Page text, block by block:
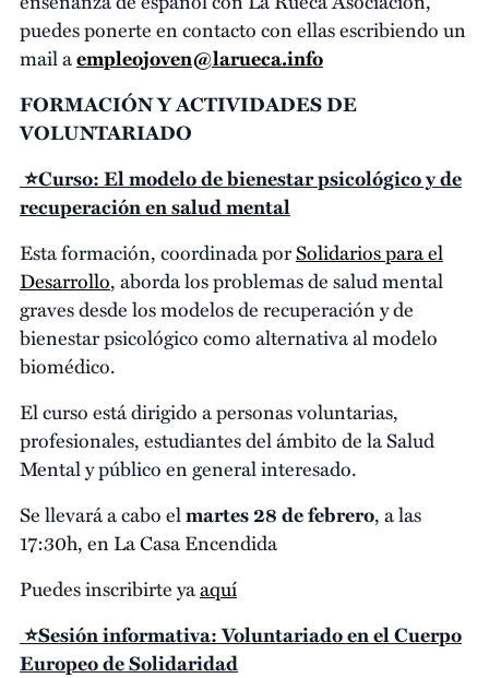
puedes ponerte en contacto con ellas escribiendo un
mail aempleojoven@larueca.info
FORMACIÓN Y ACTIVIDADES DE
VOLUNTARIADO
⭐Curso: El modelo de bienestar psicológico y de
recuperación en salud mental
Esta formación, coordinada porSolidarios para el
Desarrollo, aborda los problemas de salud mental
graves desde los modelos de recuperación y de
bienestar psicológico como alternativa al modelo
biomédico.
El curso está dirigido a personas voluntarias,
profesionales, estudiantes del ámbito de la Salud
Mental y público en general interesado.
Se llevará a cabo elmartes 28 de febrero, a las
17:30h, en La Casa Encendida
Puedes inscribirte yaaquí
⭐Sesión informativa: Voluntariado en el Cuerpo
Europeo de Solidaridad